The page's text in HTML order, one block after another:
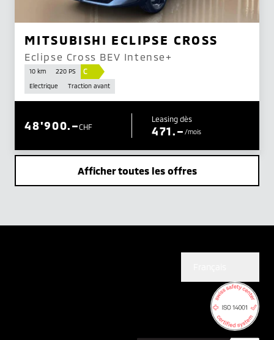
MITSUBISHI ECLIPSE CROSS
Eclipse Cross BEV Intense+
10 km 220 PS C
Electrique Traction avant
CHF
48'900.– Leasing dès
471.– /mois
Afficher toutes les offres